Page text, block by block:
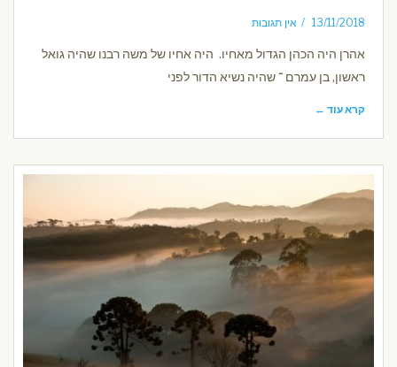
13/11/2018 אין תגובות
אהרן היה הכהן הגדול מאחיו. היה אחיו של משה רבנו שהיה גואל
ראשון, בן עמרם ־ שהיה נשיא הדור לפני
קרא עוד ←